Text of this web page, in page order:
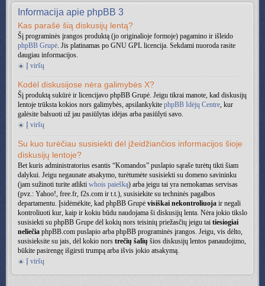
Informacija apie phpBB 3
Kas parašė šią diskusijų lentą?
Šį programinės įrangos produktą (jo originalioje formoje) pagamino ir išleido
phpBB Grupė. Jis platinamas po GNU GPL licencija. Sekdami nuoroda rasite
daugiau informacijos.
Į viršų
Kodėl diskusijose nėra galimybės X?
Šį produktą sukūrė ir licencijavo phpBB Grupė. Jeigu tikrai manote, kad diskusijų
lentoje trūksta kokios nors galimybės, apsilankykite phpBB Idėjų Centre, kur
galėsite balsuoti už jau pasiūlytas idėjas arba pasiūlyti savo.
Į viršų
Su kuo turėčiau susisiekti dėl įžeidžiančios informacijos šioje
diskusijų lentoje?
Bet kuris administratorius esantis “Komandos” puslapio sąraše turėtų tikti šiam
dalykui. Jeigu negaunate atsakymo, turėtumėte susisiekti su domeno savininku
(jam sužinoti turite atlikti whois paiešką) arba jeigu tai yra nemokamas servisas
(pvz.: Yahoo!, free.fr, f2s.com ir t.t.), susisiekite su techninės pagalbos
departamentu. Įsidėmėkite, kad phpBB Grupė visiškai nekontroliuoja ir negali
kontroliuoti kur, kaip ir kokiu būdu naudojama ši diskusijų lenta. Nėra jokio tikslo
susisiekti su phpBB Grupe dėl kokių nors teisinių priežasčių jeigu tai tiesiogiai
neliečia phpBB.com puslapio arba phpBB programinės įrangos. Jeigu, vis dėlto,
susisieksite su jais, dėl kokio nors trečių šalių šios diskusijų lentos panaudojimo,
būkite pasirengę išgirsti trumpą arba išvis jokio atsakymą.
Į viršų